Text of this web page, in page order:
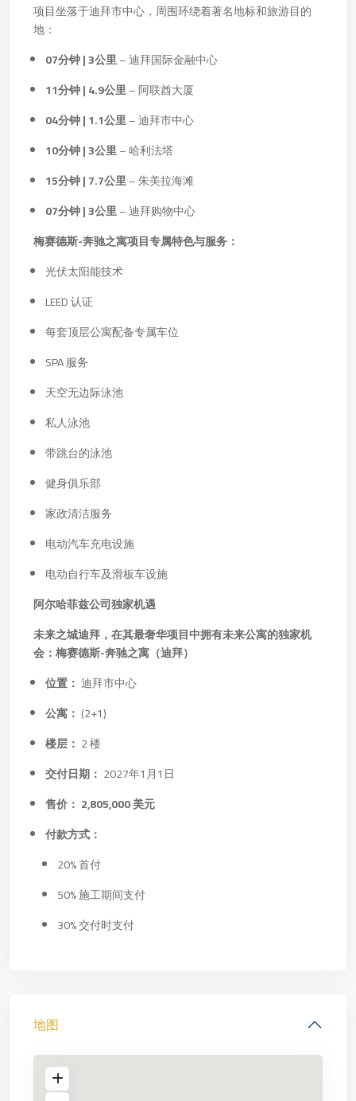
项目坐落于迪拜市中心，周围环绕着著名地标和旅游目的
地：
07分钟 | 3公里– 迪拜国际金融中心
11分钟 | 4.9公里– 阿联酋大厦
04分钟 | 1.1公里– 迪拜市中心
10分钟 | 3公里– 哈利法塔
15分钟 | 7.7公里– 朱美拉海滩
07分钟 | 3公里– 迪拜购物中心
梅赛德斯-奔驰之寓项目专属特色与服务：
光伏太阳能技术
LEED 认证
每套顶层公寓配备专属车位
SPA 服务
天空无边际泳池
私人泳池
带跳台的泳池
健身俱乐部
家政清洁服务
电动汽车充电设施
电动自行车及滑板车设施
阿尔哈菲兹公司独家机遇
未来之城迪拜，在其最奢华项目中拥有未来公寓的独家机
会：梅赛德斯-奔驰之寓（迪拜）
位置： 迪拜市中心
公寓： (2+1)
楼层： 2 楼
交付日期： 2027年1月1日
售价： 2,805,000 美元
付款方式：
20% 首付
50% 施工期间支付
30% 交付时支付
地图